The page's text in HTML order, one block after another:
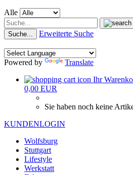
Alle
Suche... Erweiterte Suche
Powered by
Translate
Ihr
0,00 EUR
Sie haben noch keine
KUNDENLOGIN
Wolfsburg
Stuttgart
Lifestyle
Werkstatt